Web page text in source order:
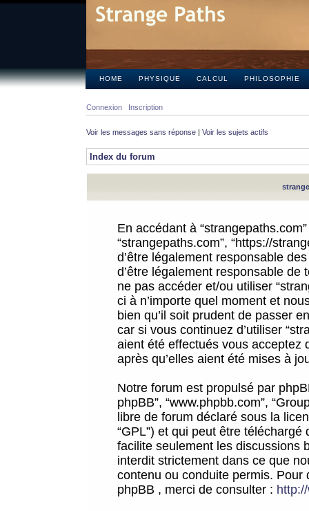
HOME PHYSIQUE CALCUL PHILOSOPHIE
Connexion Inscription
Voir les messages sans réponse | Voir les sujets actifs
Index du forum
En accédant à
“strangepaths.com”, “https://
d’être légalement responsable
d’être légalement responsable
ne pas accéder et/ou utiliser
ci à n’importe quel moment et
bien qu’il soit prudent de passer
car si vous continuez d’utiliser
aient été effectués vous acceptez
après qu’elles aient été mises à
Notre forum est propulsé par
phpBB”, “www.phpbb.com”,
libre de forum déclaré sous la
“GPL”) et qui peut être téléchargé
facilite seulement les discussions
interdit strictement dans ce que
contenu ou conduite permis.
phpBB , merci de consulter :